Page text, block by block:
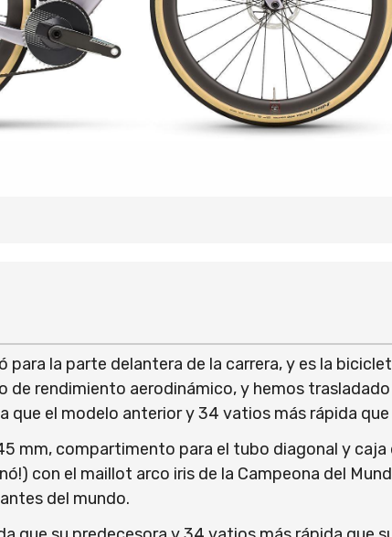
para la parte delantera de la carrera, y es la
rendimiento aerodinámico, y hemos
que el modelo anterior y 34 vatios más rápida
mm, compartimento para el tubo diagonal y
con el maillot arco iris de la Campeona del
del mundo.